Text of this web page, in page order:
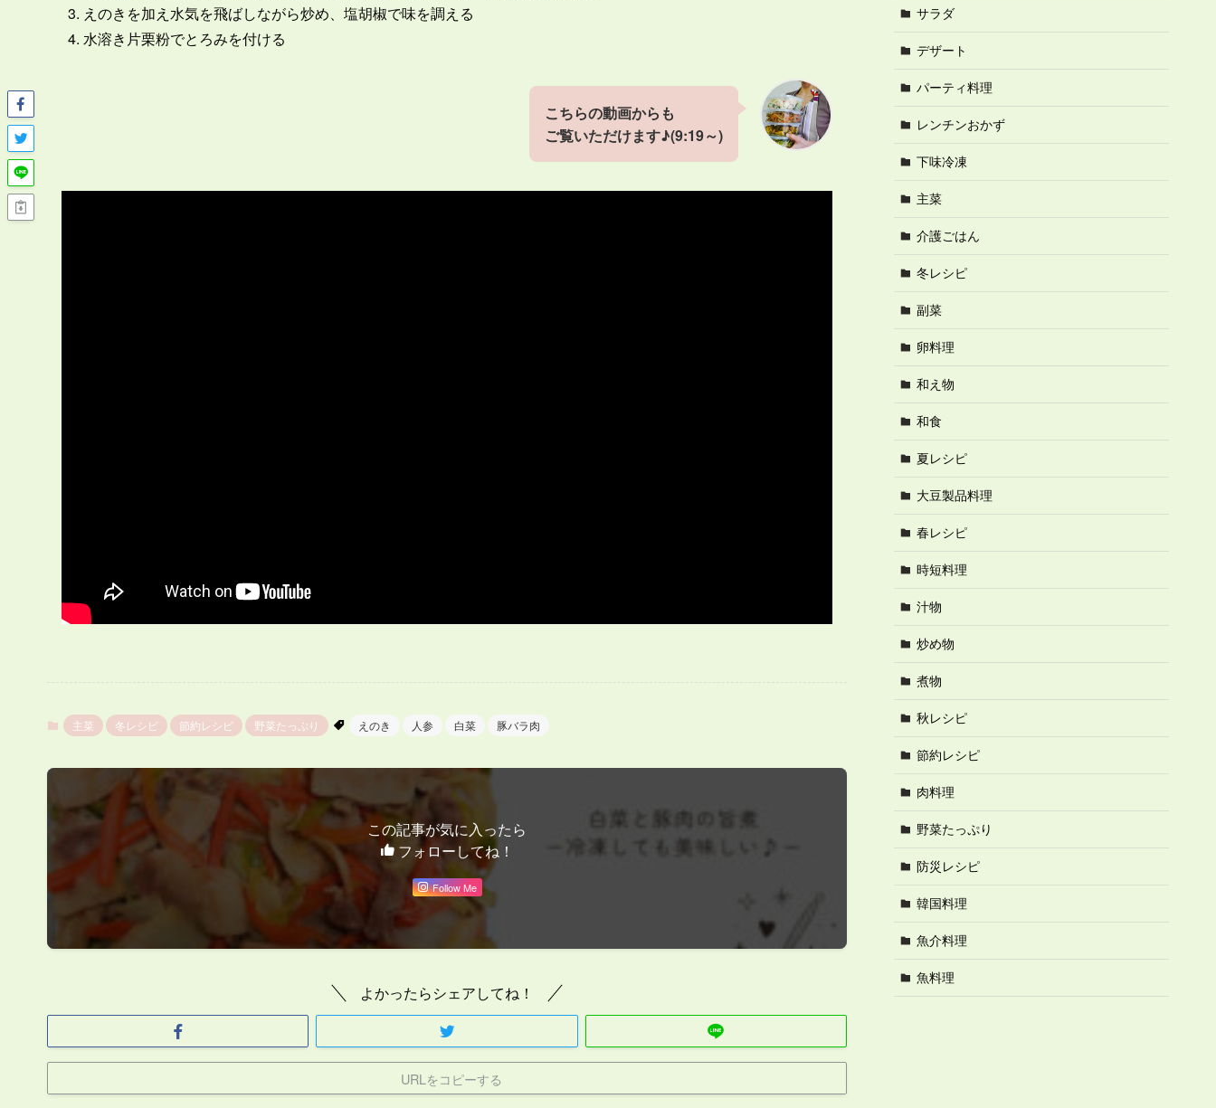
えのきを加え水気を飛ばしながら炒め、塩胡椒で味を調える
水溶き片栗粉でとろみを付ける
こちらの動画からも
ご覧いただけます♪(9:19～)
主菜 冬レシピ 節約レシピ 野菜たっぷり えのき 人参 白菜 豚バラ肉
この記事が気に入ったら
フォローしてね！
Follow Me
よかったらシェアしてね！
URLをコピーする
サラダ
デザート
パーティ料理
レンチンおかず
下味冷凍
主菜
介護ごはん
冬レシピ
副菜
卵料理
和え物
和食
夏レシピ
大豆製品料理
春レシピ
時短料理
汁物
炒め物
煮物
秋レシピ
節約レシピ
肉料理
野菜たっぷり
防災レシピ
韓国料理
魚介料理
魚料理